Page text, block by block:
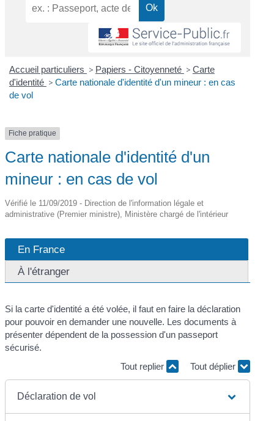
Accueil particuliers > Papiers - Citoyenneté > Carte
d'identité > Carte nationale d'identité d'un mineur : en cas
de vol
Fiche pratique
Carte nationale d'identité d'un
mineur : en cas de vol
Vérifié le 11/09/2019 - Direction de l'information légale et
administrative (Premier ministre), Ministère chargé de l'intérieur
En France
À l'étranger
Si la carte d'identité a été volée, il faut en faire la déclaration
pour pouvoir en demander une nouvelle. Les documents à
présenter dépendent de la possession d'un passeport
sécurisé.
Tout replier
Tout déplier
Déclaration de vol